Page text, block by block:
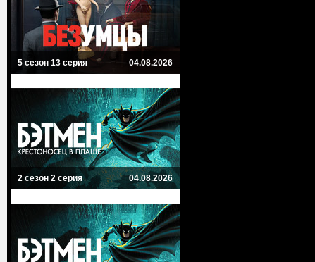
5 сезон 13 серия 04.08.2026
2 сезон 2 серия 04.08.2026